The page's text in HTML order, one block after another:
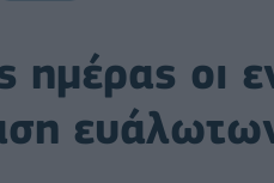
ημέρας οι